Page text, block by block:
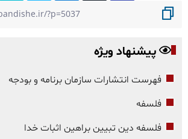
پیشنهاد ویژه
فهرست انتشارات سازمان برنامه و بودجه
فلسفه
فلسفه دین تبیین براهین اثبات خدا